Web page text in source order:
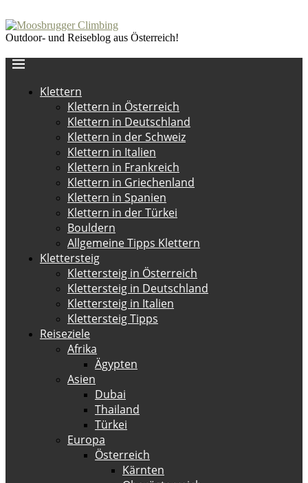
Outdoor- und Reiseblog aus Österreich!
Klettern
Klettern in Österreich
Klettern in Deutschland
Klettern in der Schweiz
Klettern in Italien
Klettern in Frankreich
Klettern in Griechenland
Klettern in Spanien
Klettern in der Türkei
Bouldern
Allgemeine Tipps Klettern
Klettersteig
Klettersteig in Österreich
Klettersteig in Deutschland
Klettersteig in Italien
Klettersteig Tipps
Reiseziele
Afrika
Ägypten
Asien
Dubai
Thailand
Türkei
Europa
Österreich
Kärnten